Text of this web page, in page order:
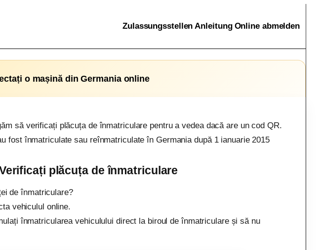
Zulassungsstellen Anleitung Online abmelden
o mașină din Germania online
să verificați plăcuța de înmatriculare pentru a vedea dacă are un cod QR.
fost înmatriculate sau reînmatriculate în Germania după 1 ianuarie 2015
plăcuța de înmatriculare
de înmatriculare?
vehiculul online.
înmatricularea vehiculului direct la biroul de înmatriculare și să nu